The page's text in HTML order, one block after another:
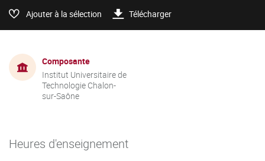
Ajouter à la sélection Télécharger
Composante
Institut Universitaire de
Technologie Chalon-
sur-Saône
Heures d'enseignement